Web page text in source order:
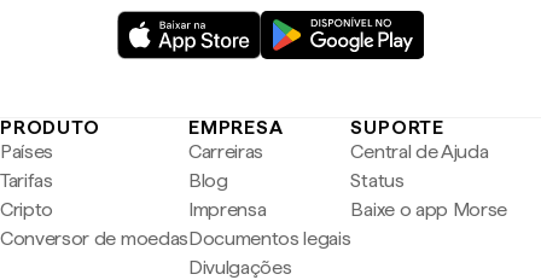
PRODUTO
Países
Tarifas
Cripto
Conversor de moedas
EMPRESA
Carreiras
Blog
Imprensa
Documentos legais
Divulgações
SUPORTE
Central de Ajuda
Status
Baixe o app Morse